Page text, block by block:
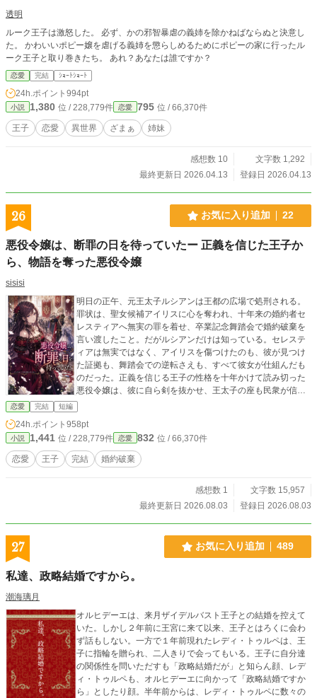
透明
ルーク王子は激怒した。 必ず、かの邪智暴虐の義姉を除かねばならぬと決意し
た。 かわいいポピー嬢を虐げる義姉を懲らしめるためにポピーの家に行ったル
ーク王子と取り巻きたち。 あれ？あなたは誰ですか？
恋愛 完結 ｼｮｰﾄｼｮｰﾄ
24h.ポイント 994pt
小説 1,380 位 / 228,779件 恋愛 795 位 / 66,370件
王子 恋愛 異世界 ざまぁ 姉妹
感想数 10
文字数 1,292
最終更新日 2026.04.13
登録日 2026.04.13
26 お気に入り追加 22
悪役令嬢は、断罪の日を待っていたー 正義を信じた王子か
ら、物語を奪った悪役令嬢
sisisi
明日の正午、元王太子ルシアンは王都の広場で処刑される。
罪状は、聖女候補アイリスに心を奪われ、十年来の婚約者セ
レスティアへ無実の罪を着せ、卒業記念舞踏会で婚約破棄を
言い渡したこと。だがルシアンだけは知っている。セレステ
ィアは無実ではなく、アイリスを傷つけたのも、彼が見つけ
た証拠も、舞踏会での逆転さえも、すべて彼女が仕組んだも
のだった。正義を信じる王子の性格を十年かけて読み切った
悪役令嬢は、彼に自ら剣を抜かせ、王太子の座も民衆が信じ
る物語も奪っていく。処刑前夜、セレスティアが明かす真の
目的とは。これは、断罪されるはずの悪役令嬢が、断罪の舞
台を自らの戴冠式へ変えた物語。
恋愛 完結 短編
24h.ポイント 958pt
小説 1,441 位 / 228,779件 恋愛 832 位 / 66,370件
恋愛 王子 完結 婚約破棄
感想数 1
文字数 15,957
最終更新日 2026.08.03
登録日 2026.08.03
27 お気に入り追加 489
私達、政略結婚ですから。
潮海璃月
オルヒデーエは、来月ザイデルバスト王子との結婚を控えて
いた。しかし２年前に王宮に来て以来、王子とはろくに会わ
ず話もしない。一方で１年前現れたレディ・トゥルペは、王
子に指輪を贈られ、二人きりで会ってもいる。王子に自分達
の関係性を問いただすも「政略結婚だが」と知らん顔、レデ
ィ・トゥルペも、オルヒデーエに向かって「政略結婚ですか
ら」としたり顔。半年前からは、レディ・トゥルペに数々の